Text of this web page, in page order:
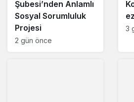
Şubesi’nden Anlamlı
Sosyal Sorumluluk
Projesi
2 gün önce
3